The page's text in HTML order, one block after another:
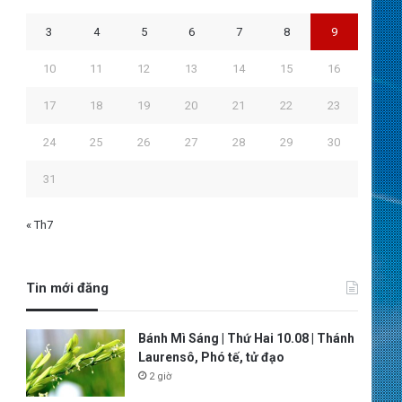
3 4 5 6 7 8 9
10 11 12 13 14 15 16
17 18 19 20 21 22 23
24 25 26 27 28 29 30
31
« Th7
Tin mới đăng
Bánh Mì Sáng | Thứ Hai 10.08 | Thánh
Laurensô, Phó tế, tử đạo
2 giờ